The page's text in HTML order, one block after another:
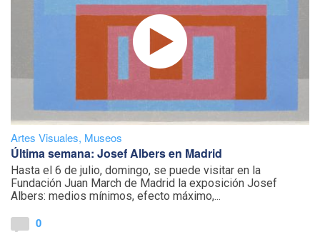
Artes Visuales, Museos
Última semana: Josef Albers en Madrid
Hasta el 6 de julio, domingo, se puede visitar en la
Fundación Juan March de Madrid la exposición Josef
Albers: medios mínimos, efecto máximo,...
0